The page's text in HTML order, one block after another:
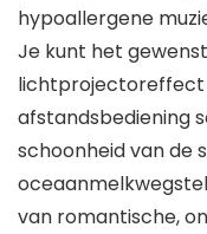
hypoallergene
Je kunt het
lichtprojectoreffect
afstandsbediening
schoonheid van de
van romantische,